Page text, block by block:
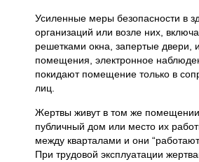
Усиленные меры безопасности в
организаций или возле них,
решетками окна, запертые двери,
помещения, электронное
покидают помещение только в
лиц.
Жертвы живут в том же
публичный дом или место их
между кварталами и они
При трудовой эксплуатации